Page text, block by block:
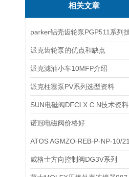
相关文章
派克齿轮泵的优点和缺点
派克滤油小车10MFP介绍
派克柱塞泵PV系列选型资料
SUN电磁阀DFCI X C N技术资料
诺冠电磁阀价格好
威格士方向控制阀DG3V系列